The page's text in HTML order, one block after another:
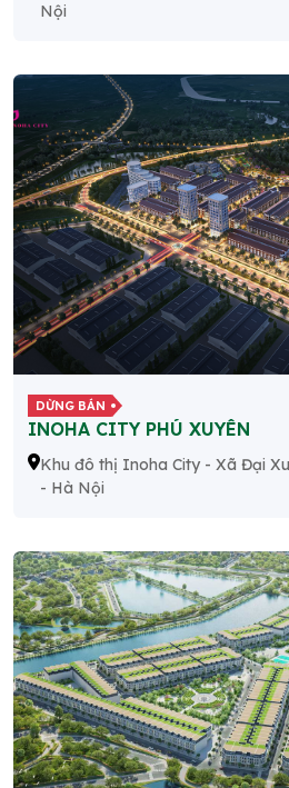
Nội
DỪNG BÁN
INOHA CITY PHÚ XUYÊN
Khu đô thị Inoha City - Xã Đại
- Hà Nội